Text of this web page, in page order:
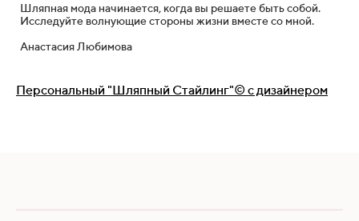
Шляпная мода начинается, когда вы решаете быть собой.
Исследуйте волнующие стороны жизни вместе со мной.
Анастасия Любимова
Персональный "Шляпный Стайлинг"© с дизайнером